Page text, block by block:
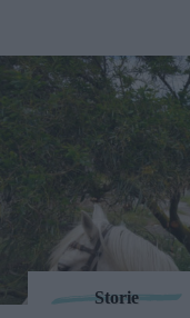
Storie